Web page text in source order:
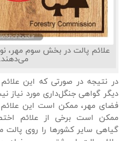
علائم پالت در بخش سوم مهر،
می‌دهند.
در نتیجه در صورتی که این
دیگر گواهی جنگل‌داری مورد
فضای مهر، ممکن است این
ممکن است برخی از علائم
گیاهی سایر کشورها را روی پالت